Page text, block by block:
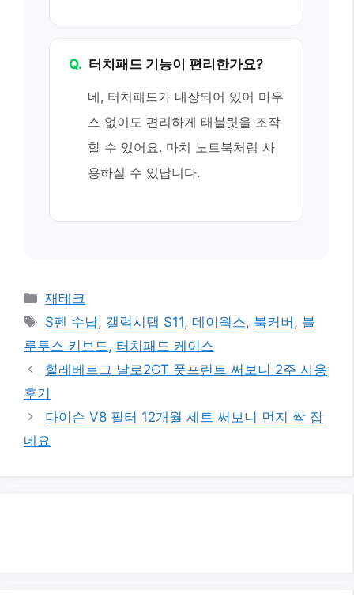
Q. 터치패드 기능이 편리한가요?
네, 터치패드가 내장되어 있어 마우
스 없이도 편리하게 태블릿을 조작
할 수 있어요. 마치 노트북처럼 사
용하실 수 있답니다.
카
테
리
재테크
태
그
S펜 수납, 갤럭시탭 S11,데이웍스, 북커버 , 블
루투스 키보드, 터치패드 케이스
힐레베르그 날로2GT 풋프린트 써보니 2주 사용
후기
다이슨 V8 필터 12개월 세트 써보니 먼지 싹 잡
네요